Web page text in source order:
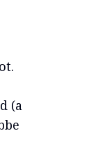
(a